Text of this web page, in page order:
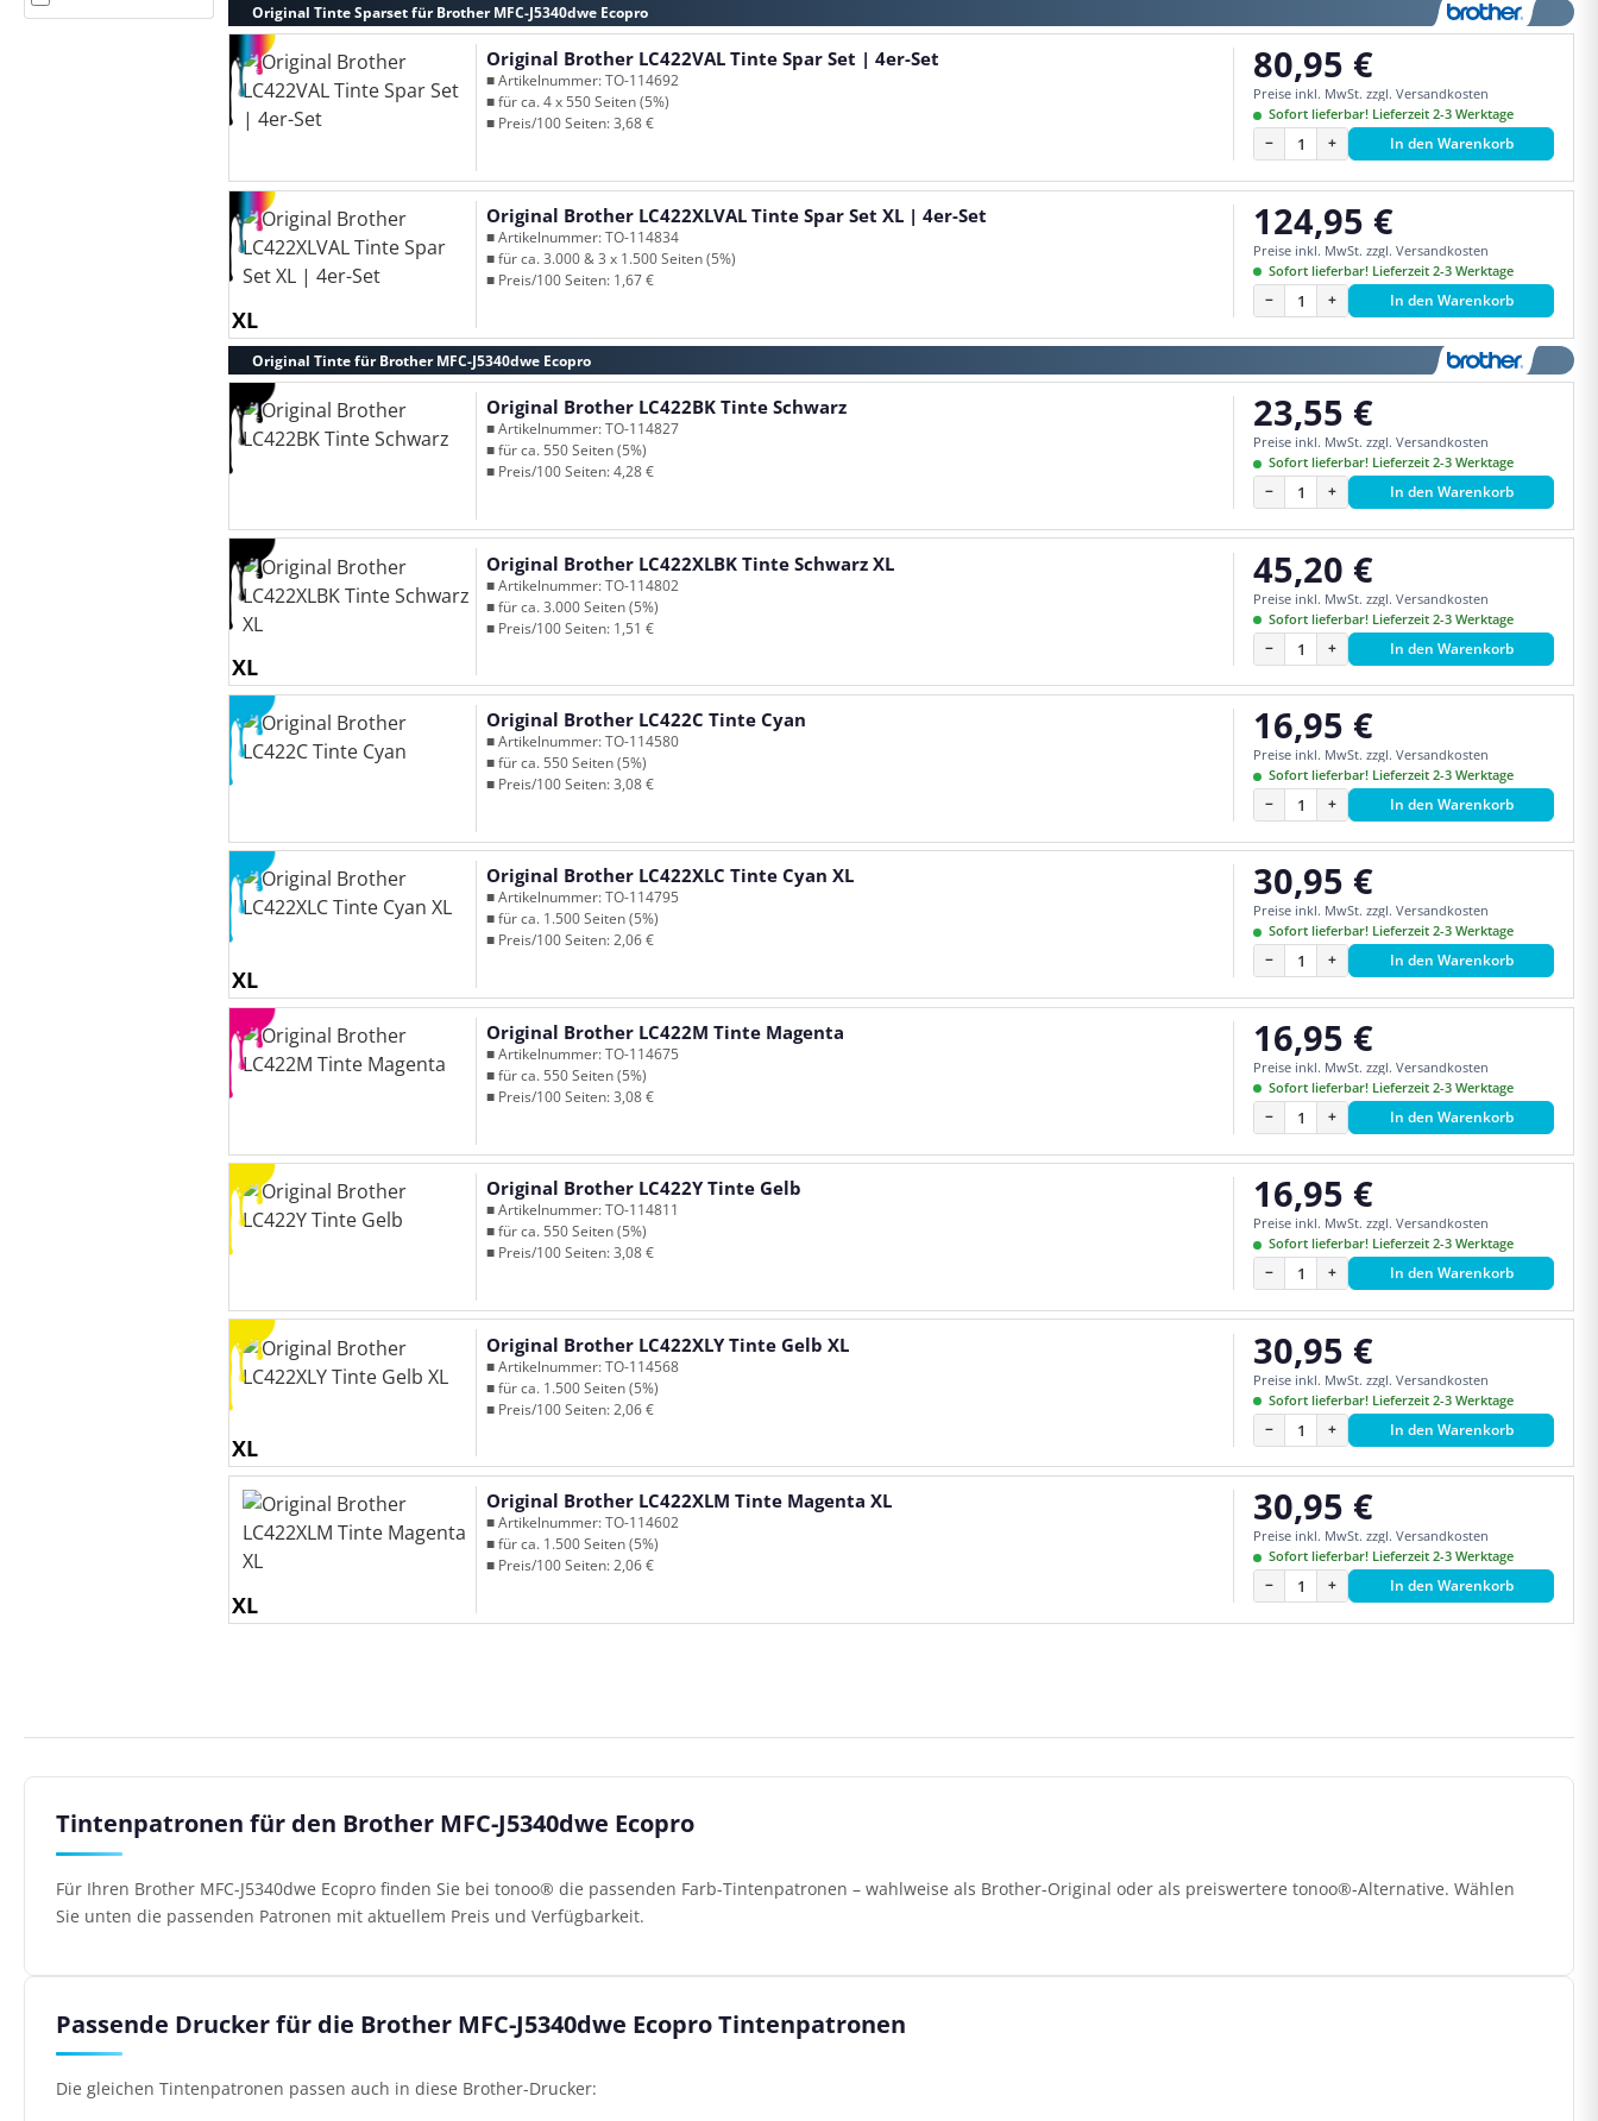
Original Tinte Sparset für Brother MFC-J5340dwe Ecopro
Original Brother LC422VAL Tinte Spar Set | 4er-Set
■ Artikelnummer: TO-114692
■ für ca. 4 x 550 Seiten (5%)
■ Preis/100 Seiten: 3,68 €
Regulärer Preis:
80,95 €
Preise inkl. MwSt. zzgl. Versandkosten
Sofort lieferbar! Lieferzeit 2-3 Werktage
− + In den Warenkorb
XL
Original Brother LC422XLVAL Tinte Spar Set XL | 4er-Set
■ Artikelnummer: TO-114834
■ für ca. 3.000 & 3 x 1.500 Seiten (5%)
■ Preis/100 Seiten: 1,67 €
Regulärer Preis:
124,95 €
Preise inkl. MwSt. zzgl. Versandkosten
Sofort lieferbar! Lieferzeit 2-3 Werktage
− + In den Warenkorb
Original Tinte für Brother MFC-J5340dwe Ecopro
Original Brother LC422BK Tinte Schwarz
■ Artikelnummer: TO-114827
■ für ca. 550 Seiten (5%)
■ Preis/100 Seiten: 4,28 €
Regulärer Preis:
23,55 €
Preise inkl. MwSt. zzgl. Versandkosten
Sofort lieferbar! Lieferzeit 2-3 Werktage
− + In den Warenkorb
XL
Original Brother LC422XLBK Tinte Schwarz XL
■ Artikelnummer: TO-114802
■ für ca. 3.000 Seiten (5%)
■ Preis/100 Seiten: 1,51 €
Regulärer Preis:
45,20 €
Preise inkl. MwSt. zzgl. Versandkosten
Sofort lieferbar! Lieferzeit 2-3 Werktage
− + In den Warenkorb
Original Brother LC422C Tinte Cyan
■ Artikelnummer: TO-114580
■ für ca. 550 Seiten (5%)
■ Preis/100 Seiten: 3,08 €
Regulärer Preis:
16,95 €
Preise inkl. MwSt. zzgl. Versandkosten
Sofort lieferbar! Lieferzeit 2-3 Werktage
− + In den Warenkorb
XL
Original Brother LC422XLC Tinte Cyan XL
■ Artikelnummer: TO-114795
■ für ca. 1.500 Seiten (5%)
■ Preis/100 Seiten: 2,06 €
Regulärer Preis:
30,95 €
Preise inkl. MwSt. zzgl. Versandkosten
Sofort lieferbar! Lieferzeit 2-3 Werktage
− + In den Warenkorb
Original Brother LC422M Tinte Magenta
■ Artikelnummer: TO-114675
■ für ca. 550 Seiten (5%)
■ Preis/100 Seiten: 3,08 €
Regulärer Preis:
16,95 €
Preise inkl. MwSt. zzgl. Versandkosten
Sofort lieferbar! Lieferzeit 2-3 Werktage
− + In den Warenkorb
Original Brother LC422Y Tinte Gelb
■ Artikelnummer: TO-114811
■ für ca. 550 Seiten (5%)
■ Preis/100 Seiten: 3,08 €
Regulärer Preis:
16,95 €
Preise inkl. MwSt. zzgl. Versandkosten
Sofort lieferbar! Lieferzeit 2-3 Werktage
− + In den Warenkorb
XL
Original Brother LC422XLY Tinte Gelb XL
■ Artikelnummer: TO-114568
■ für ca. 1.500 Seiten (5%)
■ Preis/100 Seiten: 2,06 €
Regulärer Preis:
30,95 €
Preise inkl. MwSt. zzgl. Versandkosten
Sofort lieferbar! Lieferzeit 2-3 Werktage
− + In den Warenkorb
XL
Original Brother LC422XLM Tinte Magenta XL
■ Artikelnummer: TO-114602
■ für ca. 1.500 Seiten (5%)
■ Preis/100 Seiten: 2,06 €
Regulärer Preis:
30,95 €
Preise inkl. MwSt. zzgl. Versandkosten
Sofort lieferbar! Lieferzeit 2-3 Werktage
− + In den Warenkorb
Tintenpatronen für den Brother MFC-J5340dwe Ecopro
Für Ihren Brother MFC-J5340dwe Ecopro finden Sie bei tonoo® die passenden Farb-Tintenpatronen – wahlweise als Brother-Original oder als preiswertere tonoo®-Alternative. Wählen
Sie unten die passenden Patronen mit aktuellem Preis und Verfügbarkeit.
Passende Drucker für die Brother MFC-J5340dwe Ecopro Tintenpatronen
Die gleichen Tintenpatronen passen auch in diese Brother-Drucker: